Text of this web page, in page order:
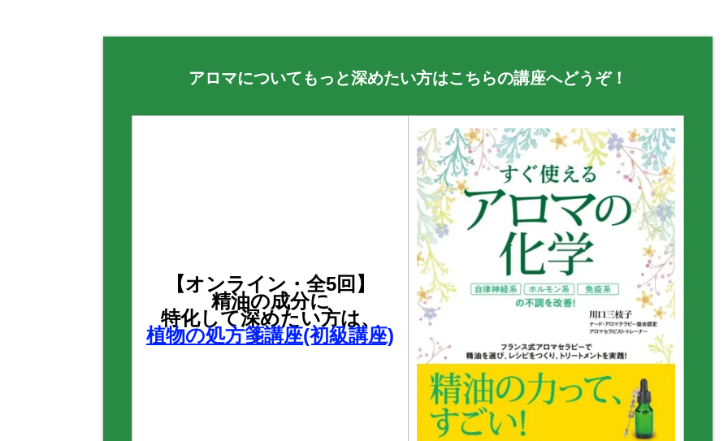
アロマについてもっと深めたい方はこちらの講座へどうぞ！
【オンライン・全5回】
精油の成分に
特化して深めたい方は、
植物の処方箋講座(初級講座)